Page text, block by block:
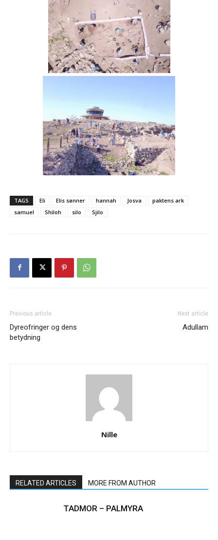
TAGS Eli Elis sønner hannah Josva
paktens ark
samuel
Shiloh silo Sjilo
Previous article
Dyreofringer og dens
betydning
Next article
Adullam
Nille
RELATED ARTICLES MORE FROM AUTHOR
TADMOR – PALMYRA